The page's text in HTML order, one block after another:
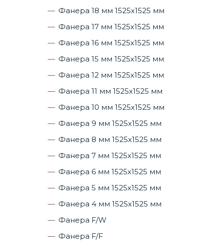
Фанера 18 мм 1525х1525 мм
Фанера 17 мм 1525х1525 мм
Фанера 16 мм 1525х1525 мм
Фанера 15 мм 1525х1525 мм
Фанера 12 мм 1525х1525 мм
Фанера 11 мм 1525х1525 мм
Фанера 10 мм 1525х1525 мм
Фанера 9 мм 1525х1525 мм
Фанера 8 мм 1525х1525 мм
Фанера 7 мм 1525х1525 мм
Фанера 6 мм 1525х1525 мм
Фанера 5 мм 1525х1525 мм
Фанера 4 мм 1525х1525 мм
Фанера F/W
Фанера F/F